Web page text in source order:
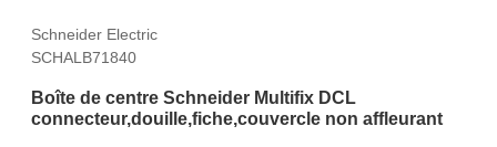
Schneider Electric
SCHALB71840
Boîte de centre Schneider Multifix DCL
connecteur,douille,fiche,couvercle non affleurant